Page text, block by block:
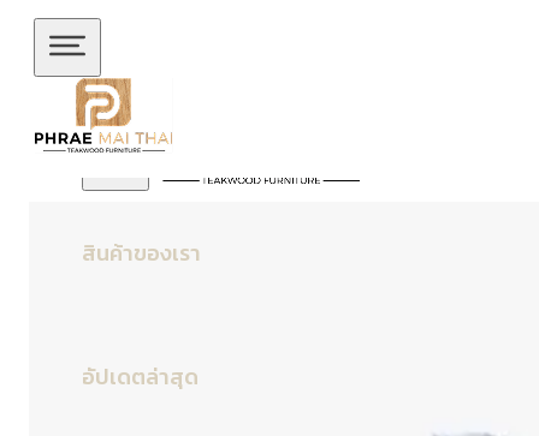
ข้ามไปยังเนื้อหาหลัก
สินค้าของเรา
อัปเดตล่าสุด